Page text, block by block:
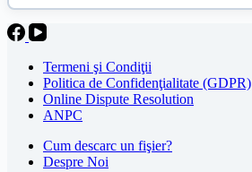
Termeni şi Condiţii
Politica de Confidenţialitate (GDPR)
Online Dispute Resolution
ANPC
Cum descarc un fişier?
Despre Noi